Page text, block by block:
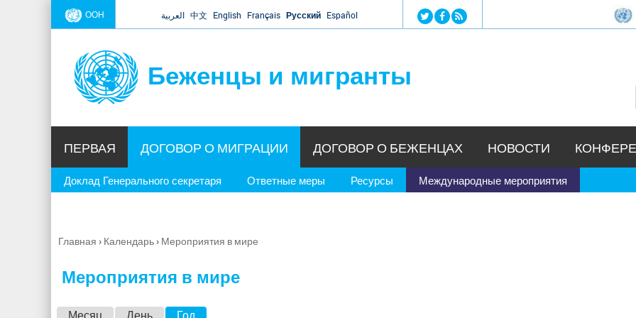
Jump to navigation
ООН العربية 中文 English Français Русский Español
Беженцы и мигранты
ПЕРВАЯ ДОГОВОР О МИГРАЦИИ
Доклад Генерального секретаря Ответные меры Ресурсы Международные мероприятия
ДОГОВОР О БЕЖЕНЦАХ НОВОСТИ
Вы
Главная › Календарь› Мероприятия в мире
Мероприятия в мире